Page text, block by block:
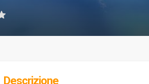
Descrizione